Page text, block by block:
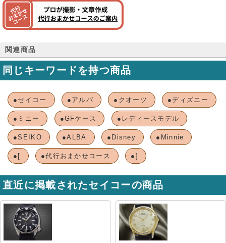
関連商品
同じキーワードを持つ商品
●セイコー ●アルバ ●クオーツ ●ディズニー
●ミニー ●GFケース ●レディースモデル
●SEIKO ●ALBA ●Disney ●Minnie
●[ ●代行おまかせコース ●]
直近に掲載されたセイコーの商品